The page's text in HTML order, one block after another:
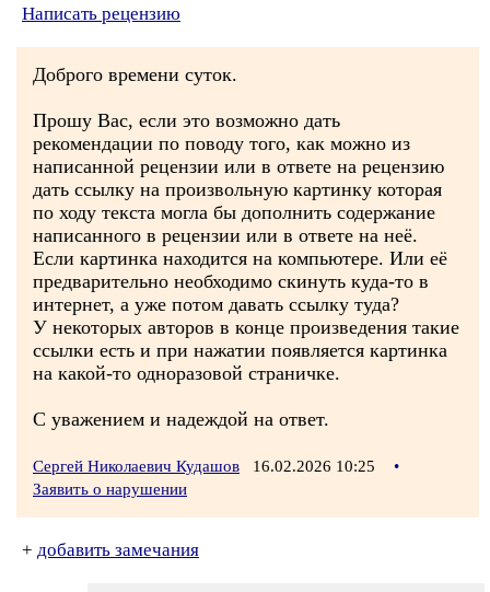
Написать рецензию
Доброго времени суток.
Прошу Вас, если это возможно дать
рекомендации по поводу того, как можно из
написанной рецензии или в ответе на рецензию
дать ссылку на произвольную картинку которая
по ходу текста могла бы дополнить содержание
написанного в рецензии или в ответе на неё.
Если картинка находится на компьютере. Или её
предварительно необходимо скинуть куда-то в
интернет, а уже потом давать ссылку туда?
У некоторых авторов в конце произведения такие
ссылки есть и при нажатии появляется картинка
на какой-то одноразовой страничке.
С уважением и надеждой на ответ.
Сергей Николаевич Кудашов 16.02.2026 10:25
•
Заявить о нарушении
+ добавить замечания